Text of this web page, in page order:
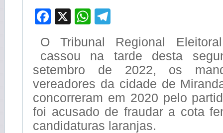
Facebook
X WhatsApp
O Tribunal Regional
cassou na tarde desta
setembro de 2022, os
vereadores da cidade de
concorreram em 2020 pelo
foi acusado de fraudar a cota
candidaturas laranjas.